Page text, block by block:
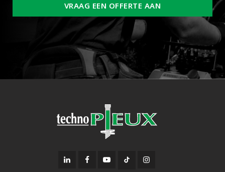
VRAAG EEN OFFERTE AAN